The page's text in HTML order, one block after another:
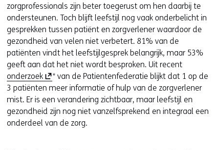
zorgprofessionals zijn beter toegerust om hen daarbij te
ondersteunen. Toch blijft leefstijl nog vaak onderbelicht in
gesprekken tussen patiënt en zorgverlener waardoor de
gezondheid van velen niet verbetert. 81% van de
patiënten vindt het leefstijlgesprek belangrijk, maar 53%
geeft aan dat het niet wordt besproken. Uit recent
onderzoek(
o
p
e
n
* van de Patientenfederatie blijkt dat 1 op de
3 patiënten meer informatie of hulp van de zorgverlener
mist. Er is een verandering zichtbaar, maar leefstijl en
gezondheid zijn nog niet vanzelfsprekend en integraal een
onderdeel van de zorg.